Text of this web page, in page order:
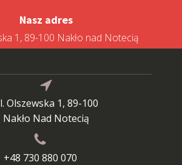
Nasz adres
1, 89-100 Nakło nad Notecią
Olszewska 1, 89-100
Nakło Nad Notecią
+48 730 880 070